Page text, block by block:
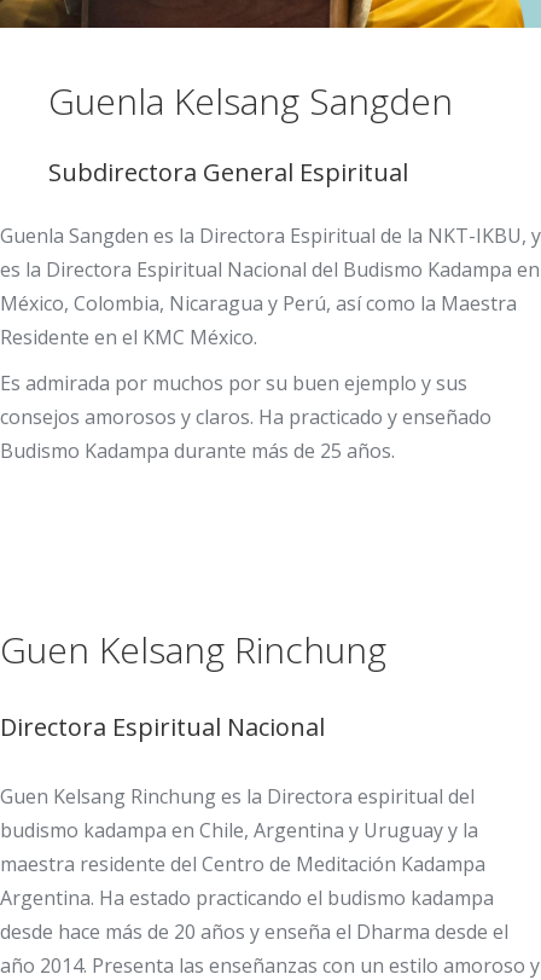
Guenla Kelsang Sangden
Subdirectora General Espiritual
Guenla Sangden es la Directora Espiritual de la NKT-IKBU, y
es la Directora Espiritual Nacional del Budismo Kadampa en
México, Colombia, Nicaragua y Perú, así como la Maestra
Residente en el KMC México.
Es admirada por muchos por su buen ejemplo y sus
consejos amorosos y claros. Ha practicado y enseñado
Budismo Kadampa durante más de 25 años.
Guen Kelsang Rinchung
Directora Espiritual Nacional
Guen Kelsang Rinchung es la Directora espiritual del
budismo kadampa en Chile, Argentina y Uruguay y la
maestra residente del Centro de Meditación Kadampa
Argentina. Ha estado practicando el budismo kadampa
desde hace más de 20 años y enseña el Dharma desde el
año 2014. Presenta las enseñanzas con un estilo amoroso y